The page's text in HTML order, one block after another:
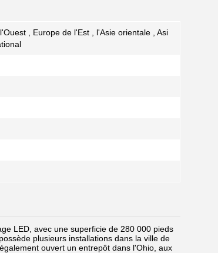
, Europe de l'Est , l'Asie orientale , Asi
LED, avec une superficie de 280 000 pieds
plusieurs installations dans la ville de
ouvert un entrepôt dans l'Ohio, aux